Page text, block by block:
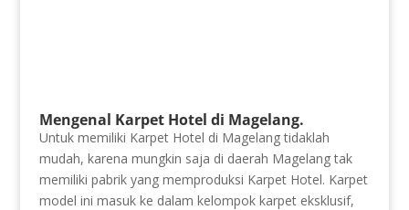
Mengenal Karpet Hotel di Magelang.
Untuk memiliki Karpet Hotel di Magelang tidaklah
mudah, karena mungkin saja di daerah Magelang tak
memiliki pabrik yang memproduksi Karpet Hotel. Karpet
model ini masuk ke dalam kelompok karpet eksklusif,